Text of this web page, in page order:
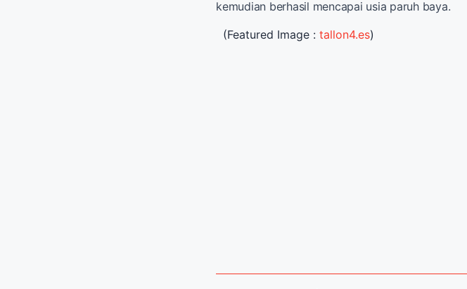
kemudian berhasil mencapai usia paruh baya.
(Featured Image : tallon4.es)